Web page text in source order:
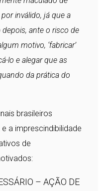
inválido, já que a
ante o risco de
motivo, ‘fabricar’
lo e alegar que as
da prática do
brasileiros
a imprescindibilidade
de
– AÇÃO DE